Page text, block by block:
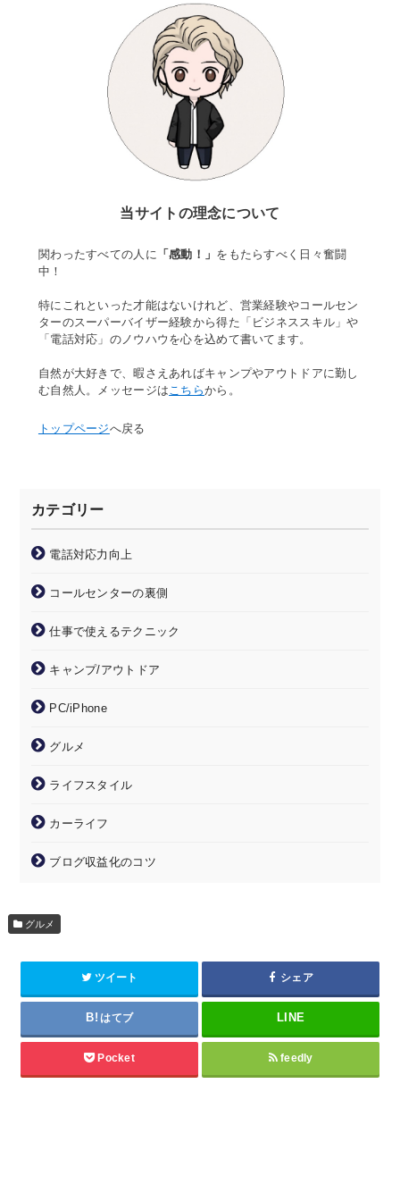
当サイトの理念について
関わったすべての人に 「感動！」 をもたらすべく日々奮闘
中！
特にこれといった才能はないけれど、営業経験やコールセン
ターのスーパーバイザー経験から得た「ビジネススキル」や
「電話対応」のノウハウを心を込めて書いてます。
自然が大好きで、暇さえあればキャンプやアウトドアに勤し
む自然人。メッセージは こちらから。
トップページへ戻る
カテゴリー
電話対応力向上
コールセンターの裏側
仕事で使えるテクニック
キャンプ/アウトドア
PC/iPhone
グルメ
ライフスタイル
カーライフ
ブログ収益化のコツ
グルメ
ツイート シェア
はてブ
Pocket feedly